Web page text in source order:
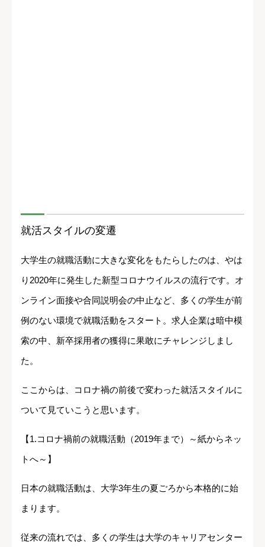
就活スタイルの変遷
大学生の就職活動に大きな変化をもたらしたのは、やは
り2020年に発生した新型コロナウイルスの流行です。オ
ンライン面接や合同説明会の中止など、多くの学生が前
例のない環境で就職活動をスタート。求人企業は暗中模
索の中、新卒採用者の獲得に果敢にチャレンジしまし
た。
ここからは、コロナ禍の前後で変わった就活スタイルに
ついて見ていこうと思います。
【1.コロナ禍前の就職活動（2019年まで）～紙からネッ
トへ～】
日本の就職活動は、大学3年生の夏ごろから本格的に始
まります。
従来の流れでは、多くの学生は大学のキャリアセンター